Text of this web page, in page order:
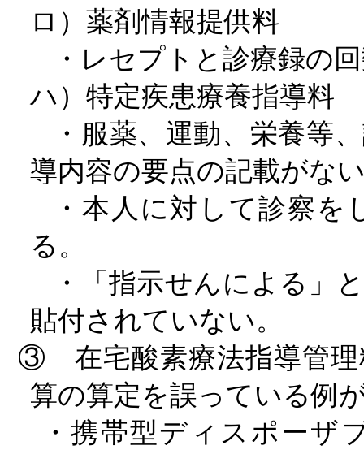
ロ）薬剤情報提供料
・レセプトと診療録の
ハ）特定疾患療養指導料
・服薬、運動、栄養等
導内容の要点の記載がな
・本人に対して診察
る。
・「指示せんによる」
貼付されていない。
③ 在宅酸素療法指導管理
算の算定を誤っている例
・携帯型ディスポーザ